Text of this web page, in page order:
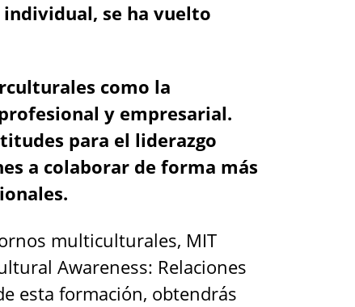
se ha vuelto
como la
y empresarial.
para el liderazgo
a colaborar de forma más
multiculturales, MIT
Awareness: Relaciones
esta formación, obtendrás